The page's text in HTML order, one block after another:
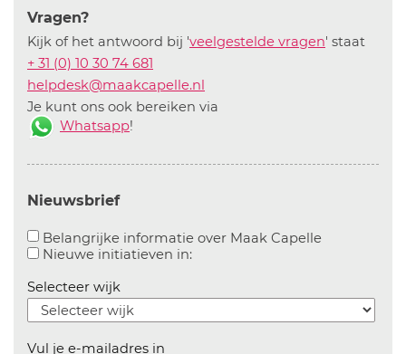
Vragen?
Kijk of het antwoord bij 'veelgestelde vragen' staat
+ 31 (0) 10 30 74 681
helpdesk@maakcapelle.nl
Je kunt ons ook bereiken via
Whatsapp!
Nieuwsbrief
Belangrijke informatie over Maak CapelleAanvinken
Nieuwe initiatieven in:Aanvinken om informatie over
Selecteer wijk
Vul je e-mailadres in